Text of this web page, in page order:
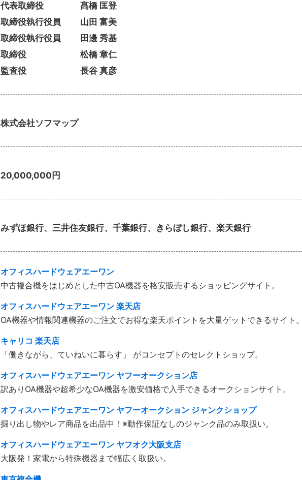
代表取締役 髙橋 匡登
取締役執行役員 山田 富美
取締役執行役員 田邊 秀基
取締役 松橋 章仁
監査役 長谷 真彦
株式会社ソフマップ
20,000,000円
みずほ銀行、三井住友銀行、千葉銀行、きらぼし銀行、楽天銀行
オフィスハードウェアエーワン
中古複合機をはじめとした中古OA機器を格安販売するショッピングサイト。
オフィスハードウェアエーワン 楽天店
OA機器や情報関連機器のご注文でお得な楽天ポイントを大量ゲットできるサイト
キャリコ 楽天店
「働きながら、ていねいに暮らす」 がコンセプトのセレクトショップ。
オフィスハードウェアエーワン ヤフーオークション店
訳ありOA機器や超希少なOA機器を激安価格で入手できるオークションサイト。
オフィスハードウェアエーワン ヤフーオークション ジャンクショップ
掘り出し物やレア商品を出品中！※動作保証なしのジャンク品のみ取扱い。
オフィスハードウェアエーワン ヤフオク大阪支店
大阪発！家電から特殊機器まで幅広く取扱い。